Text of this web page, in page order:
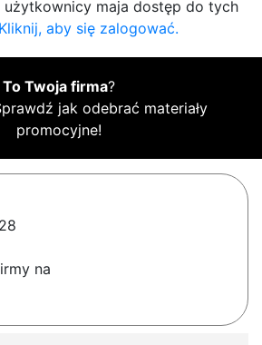
maja dostęp do tych
Kliknij, aby się zalogować.
To Twoja firma?
jak odebrać materiały
promocyjne!
na